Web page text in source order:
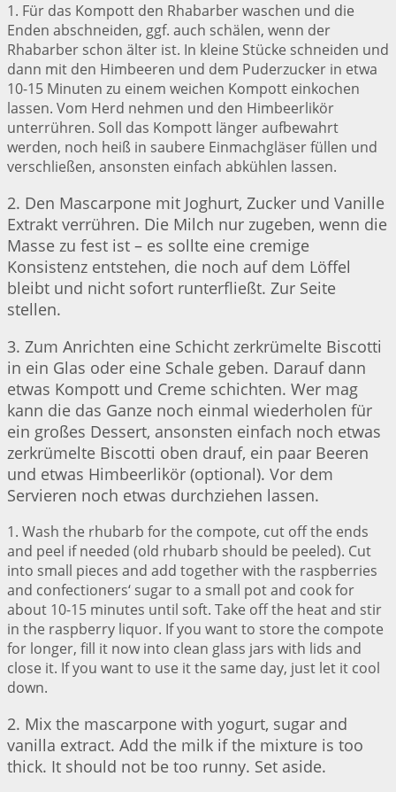
1. Für das Kompott den Rhabarber waschen und die
Enden abschneiden, ggf. auch schälen, wenn der
Rhabarber schon älter ist. In kleine Stücke schneiden und
dann mit den Himbeeren und dem Puderzucker in etwa
10-15 Minuten zu einem weichen Kompott einkochen
lassen. Vom Herd nehmen und den Himbeerlikör
unterrühren. Soll das Kompott länger aufbewahrt
werden, noch heiß in saubere Einmachgläser füllen und
verschließen, ansonsten einfach abkühlen lassen.
2. Den Mascarpone mit Joghurt, Zucker und Vanille
Extrakt verrühren. Die Milch nur zugeben, wenn die
Masse zu fest ist – es sollte eine cremige
Konsistenz entstehen, die noch auf dem Löffel
bleibt und nicht sofort runterfließt. Zur Seite
stellen.
3. Zum Anrichten eine Schicht zerkrümelte Biscotti
in ein Glas oder eine Schale geben. Darauf dann
etwas Kompott und Creme schichten. Wer mag
kann die das Ganze noch einmal wiederholen für
ein großes Dessert, ansonsten einfach noch etwas
zerkrümelte Biscotti oben drauf, ein paar Beeren
und etwas Himbeerlikör (optional). Vor dem
Servieren noch etwas durchziehen lassen.
1. Wash the rhubarb for the compote, cut off the ends
and peel if needed (old rhubarb should be peeled). Cut
into small pieces and add together with the raspberries
and confectioners‘ sugar to a small pot and cook for
about 10-15 minutes until soft. Take off the heat and stir
in the raspberry liquor. If you want to store the compote
for longer, fill it now into clean glass jars with lids and
close it. If you want to use it the same day, just let it cool
down.
2. Mix the mascarpone with yogurt, sugar and
vanilla extract. Add the milk if the mixture is too
thick. It should not be too runny. Set aside.